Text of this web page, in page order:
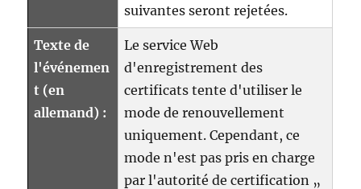
suivantes seront rejetées.
Texte de
l'événemen
t (en
allemand) :
Le service Web
d'enregistrement des
certificats tente d'utiliser le
mode de renouvellement
uniquement. Cependant, ce
mode n'est pas pris en charge
par l'autorité de certification „